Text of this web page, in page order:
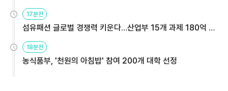
용해야
17분전
섬유패션 글로벌 경쟁력 키운다…산업부 15개 과제 180억 지
원
18분전
농식품부, '천원의 아침밥' 참여 200개 대학 선정